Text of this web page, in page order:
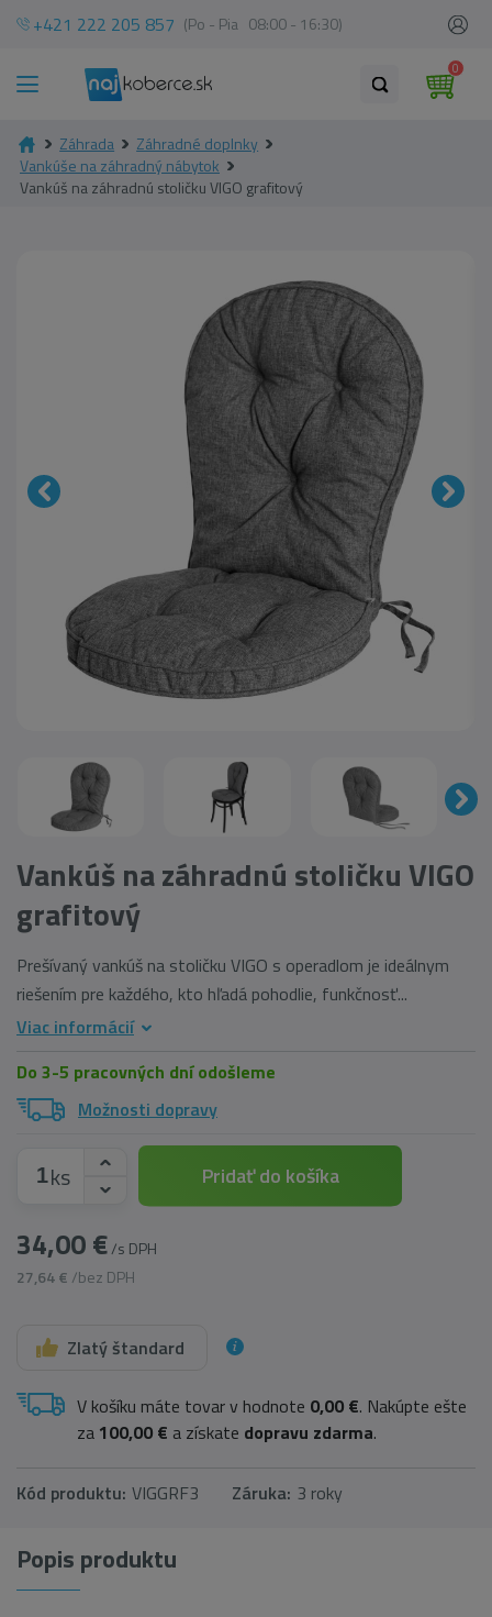
+421 222 205 857 (Po - Pia 08:00 - 16:30)
0
Záhrada
Záhradné doplnky
Vankúše na záhradný nábytok
Vankúš na záhradnú stoličku VIGO grafitový
Vankúš na záhradnú stoličku VIGO
grafitový
Prešívaný vankúš na stoličku VIGO s operadlom je ideálnym
riešením pre každého, kto hľadá pohodlie, funkčnosť...
Viac informácií
Do 3-5 pracovných dní odošleme
Možnosti dopravy
ks
34,00 €/s DPH
27,64 € /bez DPH
Pridať do košíka
Zlatý štandard
V košíku máte tovar v hodnote 0,00 €. Nakúpte ešte
za 100,00 € a získate dopravu zdarma.
Kód produktu: VIGGRF3 Záruka: 3 roky
Popis produktu